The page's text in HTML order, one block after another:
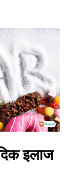
इलाज